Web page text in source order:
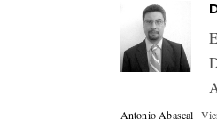
Antonio Abascal